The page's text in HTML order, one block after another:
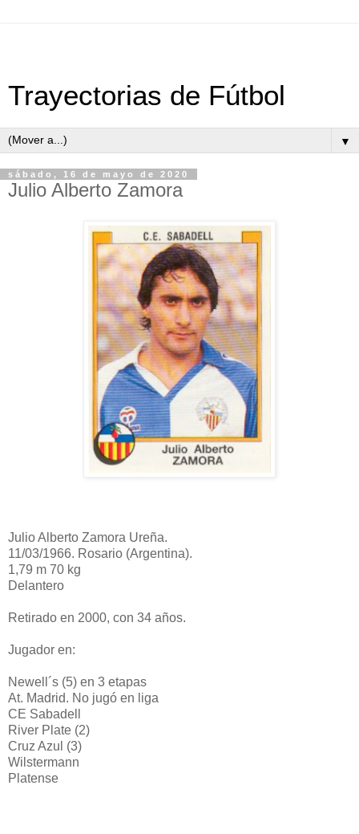
Trayectorias de Fútbol
▼
sábado, 16 de mayo de 2020
Julio Alberto Zamora
Julio Alberto Zamora Ureña.
11/03/1966. Rosario (Argentina).
1,79 m 70 kg
Delantero
Retirado en 2000, con 34 años.
Jugador en:
Newell´s (5) en 3 etapas
At. Madrid. No jugó en liga
CE Sabadell
River Plate (2)
Cruz Azul (3)
Wilstermann
Platense